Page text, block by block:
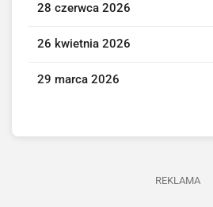
28 czerwca 2026
26 kwietnia 2026
29 marca 2026
REKLAMA